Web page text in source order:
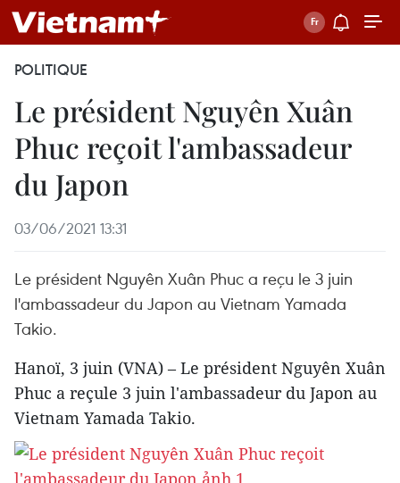
POLITIQUE
Le président Nguyên Xuân
Phuc reçoit l'ambassadeur
du Japon
03/06/2021 13:31
Le président Nguyên Xuân Phuc a reçu le 3 juin
l'ambassadeur du Japon au Vietnam Yamada
Takio.
Hanoï, 3 juin (VNA) – Le président Nguyên Xuân
Phuc a reçule 3 juin l'ambassadeur du Japon au
Vietnam Yamada Takio.